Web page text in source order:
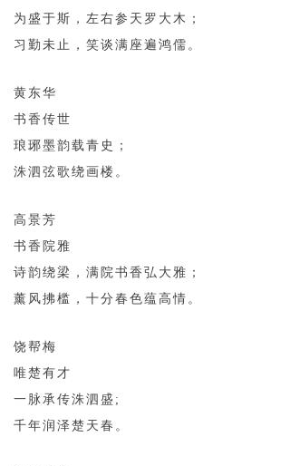
为盛于斯，左右参天罗大木；
习勤未止，笑谈满座遍鸿儒。
黄东华
书香传世
琅琊墨韵载青史；
洙泗弦歌绕画楼。
高景芳
书香院雅
诗韵绕梁，满院书香弘大雅；
薰风拂槛，十分春色蕴高情。
饶帮梅
唯楚有才
一脉承传洙泗盛;
千年润泽楚天春。